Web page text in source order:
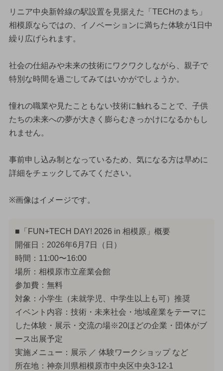
リニア中央新幹線の駅設置を見据えた「TECHのまち」
相模原ならではの、イノベーションに満ちた体験が1日中
繰り広げられます。
社会の仕組みや未来の技術にワクワクしながら、親子で
特別な時間を過ごしてみてはいかがでしょうか。
憧れの職業や見たこともない技術に触れることで、子供
たちの未来への夢が大きく膨らむきっかけになるかもし
れません。
事前申し込み制となっているため、気になる方は早めに
詳細をチェックしてみてください。
※画像はイメージです。
■「FUN+TECH DAY! 2026 in 相模原」概要
開催日：2026年6月7日（日）
時間：11:00〜16:00
場所：相模原市立産業会館
参加費：無料
対象：小学生（未就学児、中学生以上も可）推奨
イベント内容：技術・未来社会・地域産業をテーマに
した体験・展示・交流の場※20ほどの企業・団体がブ
ース出展予定
実施メニュー：展示 ／ 体験ワークショップ など
所在地：神奈川県相模原市中央区中央3-12-1